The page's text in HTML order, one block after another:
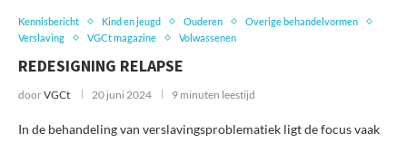
Kennisbericht Kind en jeugd Ouderen
Overige behandelvormen
Verslaving
VGCt magazine Volwassenen
REDESIGNING RELAPSE
doorVGCt 20 juni 2024 9 minuten leestijd
In de behandeling van verslavingsproblematiek ligt de focus vaak